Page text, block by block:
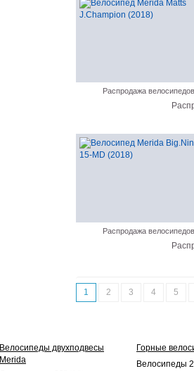
Распродажа велосипедов
Распродажа велосипедов
1 2 3 4 5
Велосипеды двухподвесы
Merida
Горные
Велосипеды